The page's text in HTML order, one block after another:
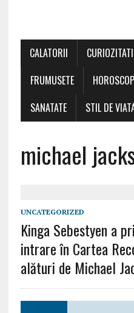
CALATORII CURIOZITATI
FRUMUSETE
HOROSCOP
SANATATE
STIL DE
michael
UNCATEGORIZED
Kinga Sebestyen a
intrare în Cartea
alături de Michael